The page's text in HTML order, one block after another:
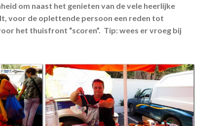
om naast het genieten van de vele heerlijke
voor de oplettende persoon een reden tot
het thuisfront “scoren”. Tip: wees er vroeg bij